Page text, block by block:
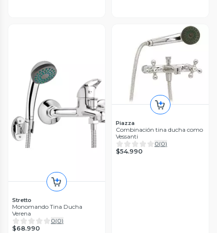
Stretto
Monomando Tina Ducha
Verena
0(0)
$68.990
Piazza
Combinación tina ducha como
Vessanti
0(0)
$54.990